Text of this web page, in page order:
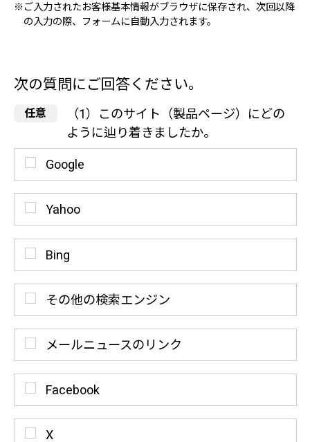
ご入力されたお客様基本情報がブラウザに保存され、次回以降
の入力の際、フォームに自動入力されます。
次の質問にご回答ください。
（1）このサイト（製品ページ）にどの
ように辿り着きましたか。
Google
Yahoo
Bing
その他の検索エンジン
メールニュースのリンク
Facebook
X